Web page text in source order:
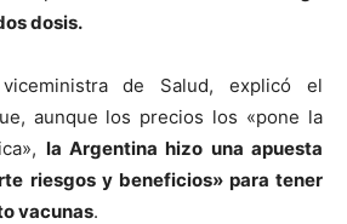
dosis.
de Salud, explicó el
aunque los precios los «pone la
la Argentina hizo una apuesta
riesgos y beneficios» para tener
vacunas.